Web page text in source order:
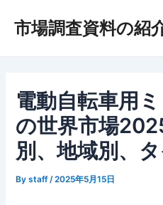
市場調査資料の紹
電動自転車用
の世界市場
別、地域別、
Bystaff /2025年5月15日